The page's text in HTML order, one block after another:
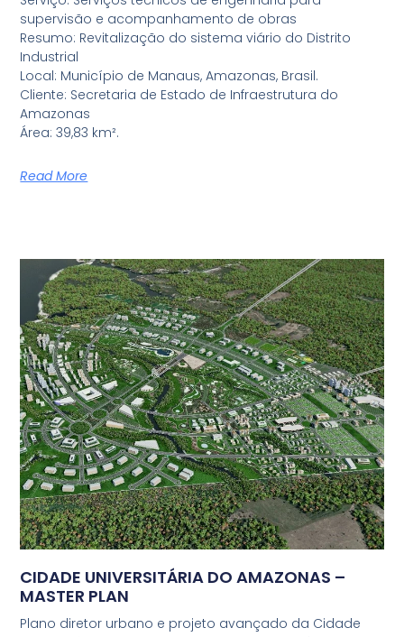
supervisão e acompanhamento de obras
Resumo: Revitalização do sistema viário do Distrito
Industrial
Local: Município de Manaus, Amazonas, Brasil.
Cliente: Secretaria de Estado de Infraestrutura do
Amazonas
Área: 39,83 km².
Read More
CIDADE UNIVERSITÁRIA DO AMAZONAS –
MASTER PLAN
Plano diretor urbano e projeto avançado da Cidade